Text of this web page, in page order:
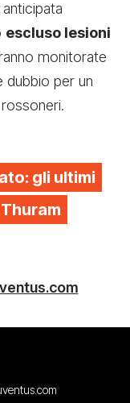
escluso lesioni
monitorate
dubbio per un
gli ultimi